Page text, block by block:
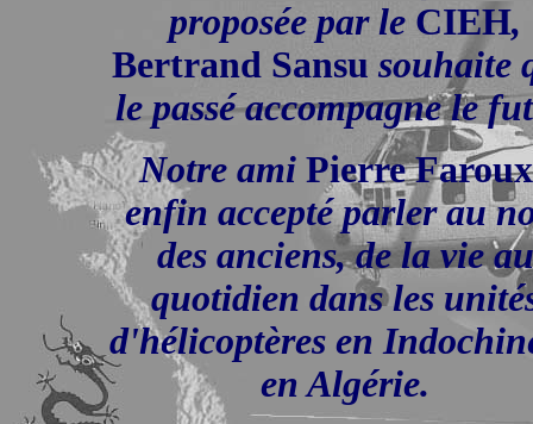
proposée par le CIEH,
Bertrand Sansu souhaite
le passé accompagne le
Notre ami Pierre Faroux
enfin accepté parler au
des anciens, de la vie au
quotidien dans les
d'hélicoptères en
en Algérie.